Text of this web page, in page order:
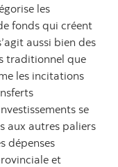
les
fonds qui créent
aussi bien des
traditionnel que
les incitations
se
aux autres paliers
dépenses
et